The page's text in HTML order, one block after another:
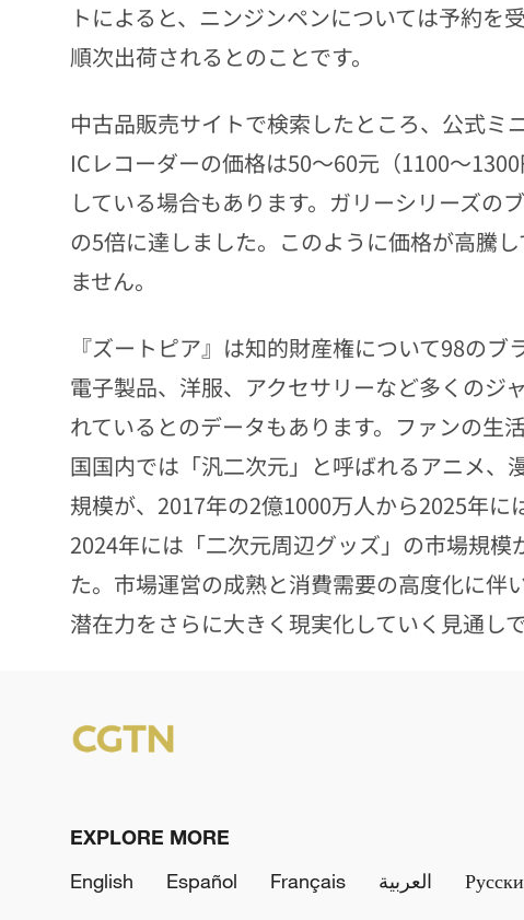
トによると、ニンジンペンについては予約を
順次出荷されるとのことです。
中古品販売サイトで検索したところ、公式ミ
ICレコーダーの価格は50～60元（1100～
している場合もあります。ガリーシリーズの
の5倍に達しました。このように価格が高騰
ません。
『ズートピア』は知的財産権について98のブ
電子製品、洋服、アクセサリーなど多くのジ
れているとのデータもあります。ファンの生
国国内では「汎二次元」と呼ばれるアニメ、
規模が、2017年の2億1000万人から2025年に
2024年には「二次元周辺グッズ」の市場規
た。市場運営の成熟と消費需要の高度化に伴
潜在力をさらに大きく現実化していく見通し
EXPLORE MORE
English
Español Français العربية